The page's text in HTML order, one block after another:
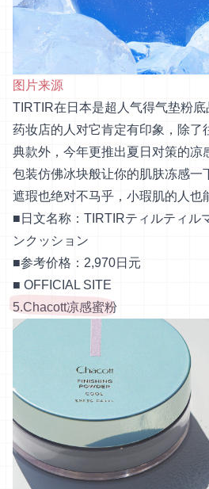
图片来源
TIRTIR在日本是超人气得气垫粉
药妆店的人对它肯定有印象，除了
典款外，今年更推出夏日对策的凉
包装仿佛冰块般让你的肌肤冻感一
遮瑕也绝对不马乎，小瑕肌的人也
■日文名称：TIRTIRティルティル
ンクッション
■参考价格：2,970日元
■ OFFICIAL SITE
5.Chacott凉感蜜粉